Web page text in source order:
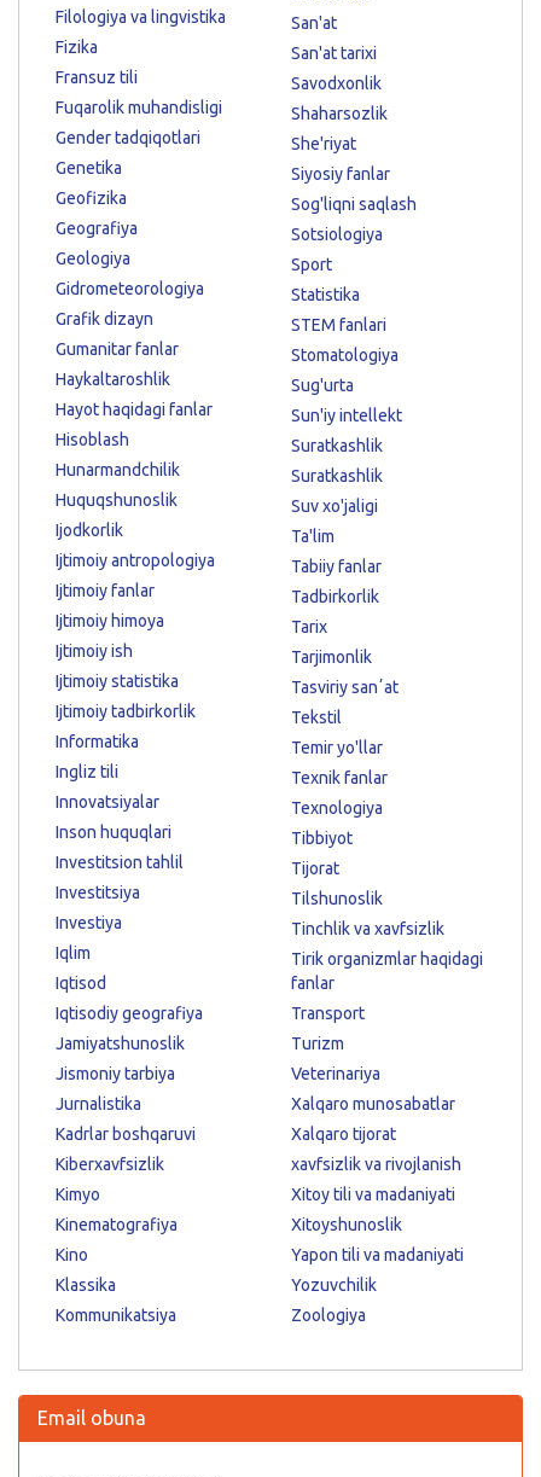
Filologiya va lingvistika
Fizika
Fransuz tili
Fuqarolik muhandisligi
Gender tadqiqotlari
Genetika
Geofizika
Geografiya
Geologiya
Gidrometeorologiya
Grafik dizayn
Gumanitar fanlar
Haykaltaroshlik
Hayot haqidagi fanlar
Hisoblash
Hunarmandchilik
Huquqshunoslik
Ijodkorlik
Ijtimoiy antropologiya
Ijtimoiy fanlar
Ijtimoiy himoya
Ijtimoiy ish
Ijtimoiy statistika
Ijtimoiy tadbirkorlik
Informatika
Ingliz tili
Innovatsiyalar
Inson huquqlari
Investitsion tahlil
Investitsiya
Investiya
Iqlim
Iqtisod
Iqtisodiy geografiya
Jamiyatshunoslik
Jismoniy tarbiya
Jurnalistika
Kadrlar boshqaruvi
Kiberxavfsizlik
Kimyo
Kinematografiya
Kino
Klassika
Kommunikatsiya
San'at
San'at tarixi
Savodxonlik
Shaharsozlik
She'riyat
Siyosiy fanlar
Sog'liqni saqlash
Sotsiologiya
Sport
Statistika
STEM fanlari
Stomatologiya
Sug'urta
Sun'iy intellekt
Suratkashlik
Suratkashlik
Suv xo'jaligi
Ta'lim
Tabiiy fanlar
Tadbirkorlik
Tarix
Tarjimonlik
Tasviriy sanʼat
Tekstil
Temir yo'llar
Texnik fanlar
Texnologiya
Tibbiyot
Tijorat
Tilshunoslik
Tinchlik va xavfsizlik
Tirik organizmlar haqidagi
fanlar
Transport
Turizm
Veterinariya
Xalqaro munosabatlar
Xalqaro tijorat
xavfsizlik va rivojlanish
Xitoy tili va madaniyati
Xitoyshunoslik
Yapon tili va madaniyati
Yozuvchilik
Zoologiya
Email obuna